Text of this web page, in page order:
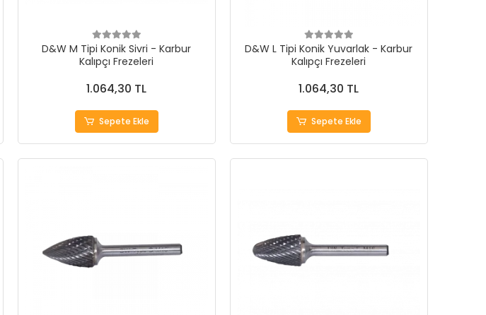
D&W M Tipi Konik Sivri - Karbur
Kalıpçı Frezeleri
1.064,30 TL
Sepete Ekle
D&W L Tipi Konik Yuvarlak - Karbur
Kalıpçı Frezeleri
1.064,30 TL
Sepete Ekle